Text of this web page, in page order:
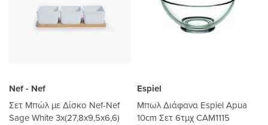
Nef - Nef
Σετ Μπώλ με Δίσκο Nef-Nef
Sage White 3x(27,8x9,5x6,6)
Espiel
Μπωλ Διάφανα Espiel Apua
10cm Σετ 6τμχ CAM1115